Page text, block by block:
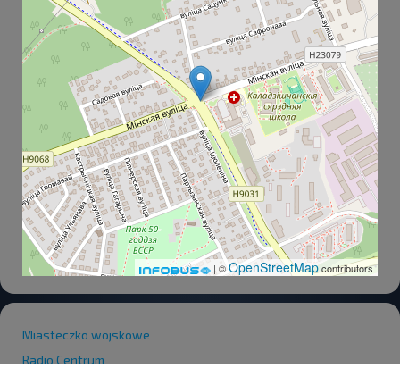
| ©OpenStreetMapcontributors
Miasteczko wojskowe
Radio Centrum